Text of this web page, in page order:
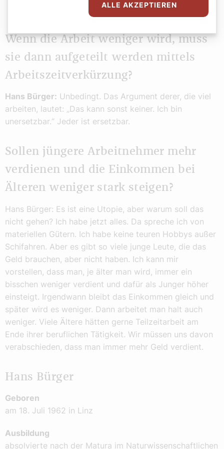
Wenn die Arbeit weniger wird, muss
sie dann aufgeteilt werden mittels
Arbeitszeitverkürzung?
Hans Bürger: Unbedingt. Das Argument derer, die viel
arbeiten, lautet: „Das kann sonst keiner. Ich bin
unersetzbar.“ Jeder ist ersetzbar.
Sollen jüngere Arbeitnehmer mehr
verdienen und die Einkommen bei
Älteren weniger stark steigen?
Hans Bürger: Es ist eine Utopie, aber warum soll das
nicht gehen? Ich habe jetzt alles. Da spreche ich von
materiellen Gütern. Ich habe keine teuren Hobbys außer
Schifahren. Aber es gibt so viele junge Leute, die das
Geld brauchen, aber nicht haben. Ich kann mir
vorstellen, dass man, je älter man wird, immer ein
bisschen weniger verdient und dafür als Junger höher
einsteigt. Irgendwann bleibt das Einkommen gleich und
später wird es weniger. Dann arbeitet man halt auch
weniger. Viele Ältere hätten gerne Teilzeitarbeit am
Ende ihrer beruflichen Tätigkeit. Wir müssen uns davon
verabschieden, dass man immer mehr Geld verdient.
Hans Bürger
Geboren
am 18. Juli 1962 in Linz
Ausbildung
absolvierte nach der Matura im Naturwissenschaftlichen
ALLE AKZEPTIEREN